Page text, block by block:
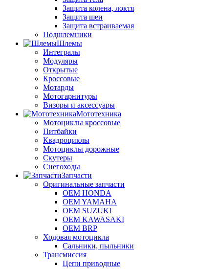
Защита колена, локтя
Защита шеи
Защита встраиваемая
Подшлемники
Шлемы
Интегралы
Модуляры
Открытые
Кроссовые
Мотарды
Мотогарнитуры
Визоры и аксессуары
Мототехника
Мотоциклы кроссовые
Питбайки
Квадроциклы
Мотоциклы дорожные
Скутеры
Снегоходы
Запчасти
Оригинальные запчасти
OEM HONDA
OEM YAMAHA
OEM SUZUKI
OEM KAWASAKI
OEM BRP
Ходовая мотоцикла
Сальники, пыльники
Трансмиссия
Цепи приводные